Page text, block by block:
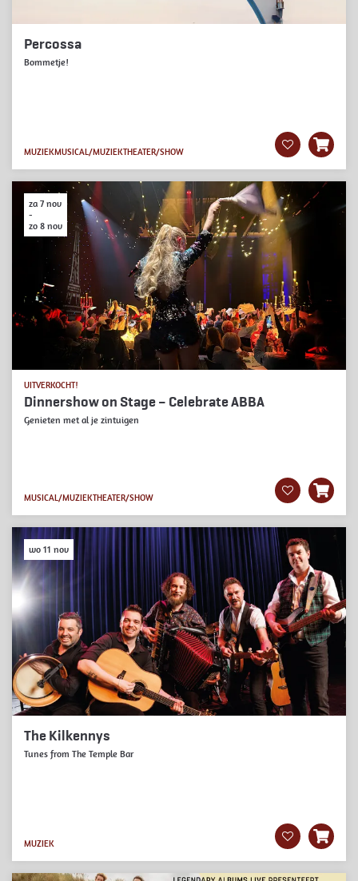
Percossa
Bommetje!
MUZIEKMUSICAL/MUZIEKTHEATER/SHOW
Dinnershow on Stage – Celebrate ABBA
Genieten met al je zintuigen
UITVERKOCHT!
za 7 nov
-
zo 8 nov
MUSICAL/MUZIEKTHEATER/SHOW
The Kilkennys
Tunes from The Temple Bar
wo 11 nov
MUZIEK